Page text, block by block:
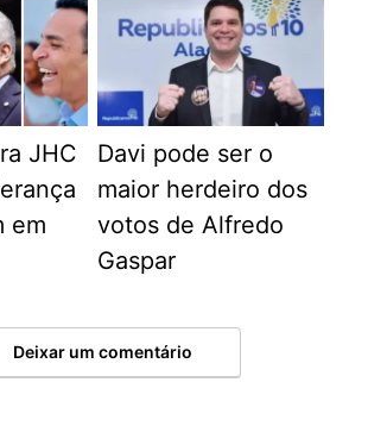
JHC
em
Davi pode ser o
maior herdeiro dos
votos de Alfredo
Gaspar
Deixar um comentário